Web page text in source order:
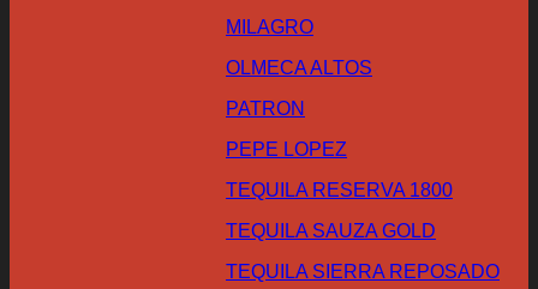
MILAGRO
OLMECA ALTOS
PATRON
PEPE LOPEZ
TEQUILA RESERVA 1800
TEQUILA SAUZA GOLD
TEQUILA SIERRA REPOSADO